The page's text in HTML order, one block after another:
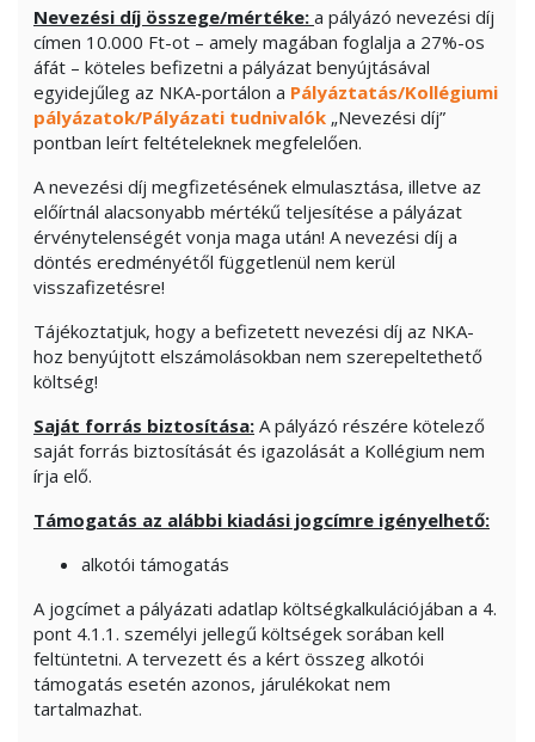
Nevezési díj összege/mértéke: a pályázó nevezési díj
címen 10.000 Ft-ot – amely magában foglalja a 27%-os
áfát – köteles befizetni a pályázat benyújtásával
egyidejűleg az NKA-portálon a Pályáztatás/Kollégiumi
pályázatok/Pályázati tudnivalók „Nevezési díj”
pontban leírt feltételeknek megfelelően.
A nevezési díj megfizetésének elmulasztása, illetve az
előírtnál alacsonyabb mértékű teljesítése a pályázat
érvénytelenségét vonja maga után! A nevezési díj a
döntés eredményétől függetlenül nem kerül
visszafizetésre!
Tájékoztatjuk, hogy a befizetett nevezési díj az NKA-
hoz benyújtott elszámolásokban nem szerepeltethető
költség!
Saját forrás biztosítása: A pályázó részére kötelező
saját forrás biztosítását és igazolását a Kollégium nem
írja elő.
Támogatás az alábbi kiadási jogcímre igényelhető:
alkotói támogatás
A jogcímet a pályázati adatlap költségkalkulációjában a 4.
pont 4.1.1. személyi jellegű költségek sorában kell
feltüntetni. A tervezett és a kért összeg alkotói
támogatás esetén azonos, járulékokat nem
tartalmazhat.